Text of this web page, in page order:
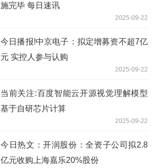
施完毕 每日速讯
2025-09-22
今日播报!中京电子：拟定增募资不超7亿
元 实控人参与认购
2025-09-22
当前关注:百度智能云开源视觉理解模型
基于自研芯片计算
2025-09-22
今日热文：开润股份：全资子公司拟2.8
亿元收购上海嘉乐20%股份